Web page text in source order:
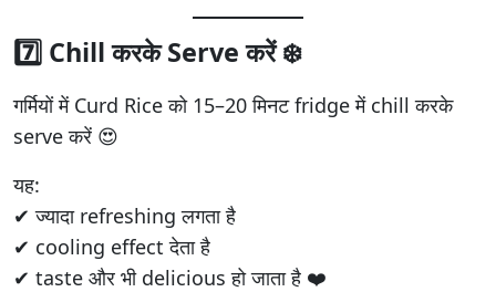
7️⃣ Chill करके Serve करें ❄️
गर्मियों में Curd Rice को 15–20 मिनट fridge में chill करके
serve करें 😍
यह:
✔ ज्यादा refreshing लगता है
✔ cooling effect देता है
✔ taste और भी delicious हो जाता है ❤️